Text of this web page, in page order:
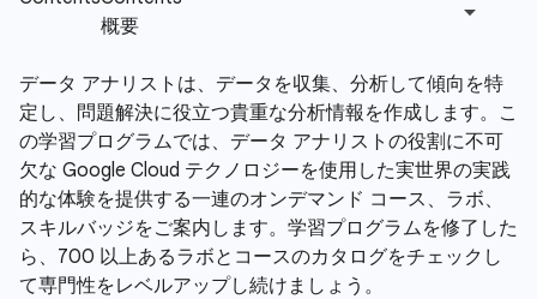
データ アナリストは、データを収集、分析して傾向を特
定し、問題解決に役立つ貴重な分析情報を作成します。こ
の学習プログラムでは、データ アナリストの役割に不可
欠な Google Cloud テクノロジーを使用した実世界の実践
的な体験を提供する一連のオンデマンド コース、ラボ、
スキルバッジをご案内します。学習プログラムを修了した
ら、700 以上あるラボとコースのカタログをチェックし
て専門性をレベルアップし続けましょう。